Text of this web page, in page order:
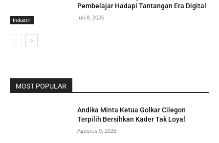
Industri
Pembelajar Hadapi Tantangan Era Digital
Juli 8, 2026
MOST POPULAR
Andika Minta Ketua Golkar Cilegon
Terpilih Bersihkan Kader Tak Loyal
Agustus 9, 2026